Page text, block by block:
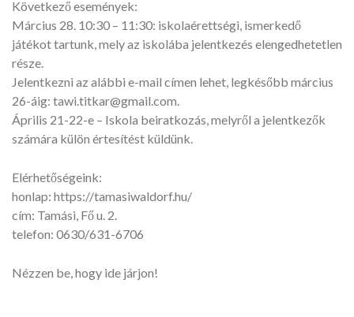
Következő események:
Március 28. 10:30 – 11:30: iskolaérettségi, ismerkedő
játékot tartunk, mely az iskolába jelentkezés elengedhetetlen
része.
Jelentkezni az alábbi e-mail címen lehet, legkésőbb március
26-áig: tawi.titkar@gmail.com.
Április 21-22-e – Iskola beiratkozás, melyről a jelentkezők
számára külön értesítést küldünk.
Elérhetőségeink:
honlap: https://tamasiwaldorf.hu/
cím: Tamási, Fő u. 2.
telefon: 0630/631-6706
Nézzen be, hogy ide járjon!